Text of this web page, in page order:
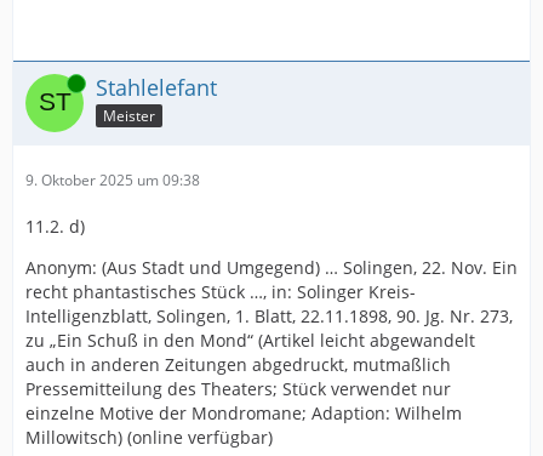
Online Stahlelefant
Meister
9. Oktober 2025 um 09:38
11.2. d)
Anonym: (Aus Stadt und Umgegend) … Solingen, 22. Nov. Ein
recht phantastisches Stück …, in: Solinger Kreis-
Intelligenzblatt, Solingen, 1. Blatt, 22.11.1898, 90. Jg. Nr. 273,
zu „Ein Schuß in den Mond“ (Artikel leicht abgewandelt
auch in anderen Zeitungen abgedruckt, mutmaßlich
Pressemitteilung des Theaters; Stück verwendet nur
einzelne Motive der Mondromane; Adaption: Wilhelm
Millowitsch) (online verfügbar)